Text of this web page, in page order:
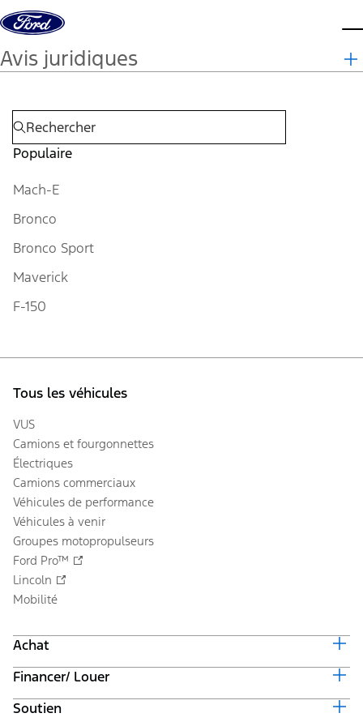
Aller au contenu
Avis juridiques
Populaire
Mach-E
Bronco
Bronco Sport
Maverick
F-150
Tous les véhicules
VUS
Camions et fourgonnettes
Électriques
Camions commerciaux
Véhicules de performance
Véhicules à venir
Groupes motopropulseurs
Ford Pro™
Lincoln
Mobilité
Achat
Équiper et obtenir un prix
Offres en cours
Suivi de commande automobile
Financer/ Louer
Valeur du véhicule d'échange
Soutien